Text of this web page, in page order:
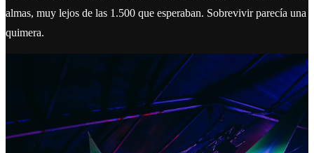
almas, muy lejos de las 1.500 que esperaban. Sobrevivir parecía una
quimera.